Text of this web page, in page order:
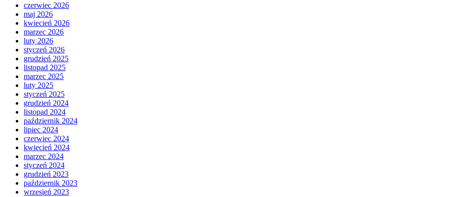
czerwiec 2026
maj 2026
kwiecień 2026
marzec 2026
luty 2026
styczeń 2026
grudzień 2025
listopad 2025
marzec 2025
luty 2025
styczeń 2025
grudzień 2024
listopad 2024
październik 2024
lipiec 2024
czerwiec 2024
kwiecień 2024
marzec 2024
styczeń 2024
grudzień 2023
październik 2023
wrzesień 2023